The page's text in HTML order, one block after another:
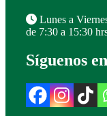
Lunes a
de 7:30 a 15:30
Síguenos